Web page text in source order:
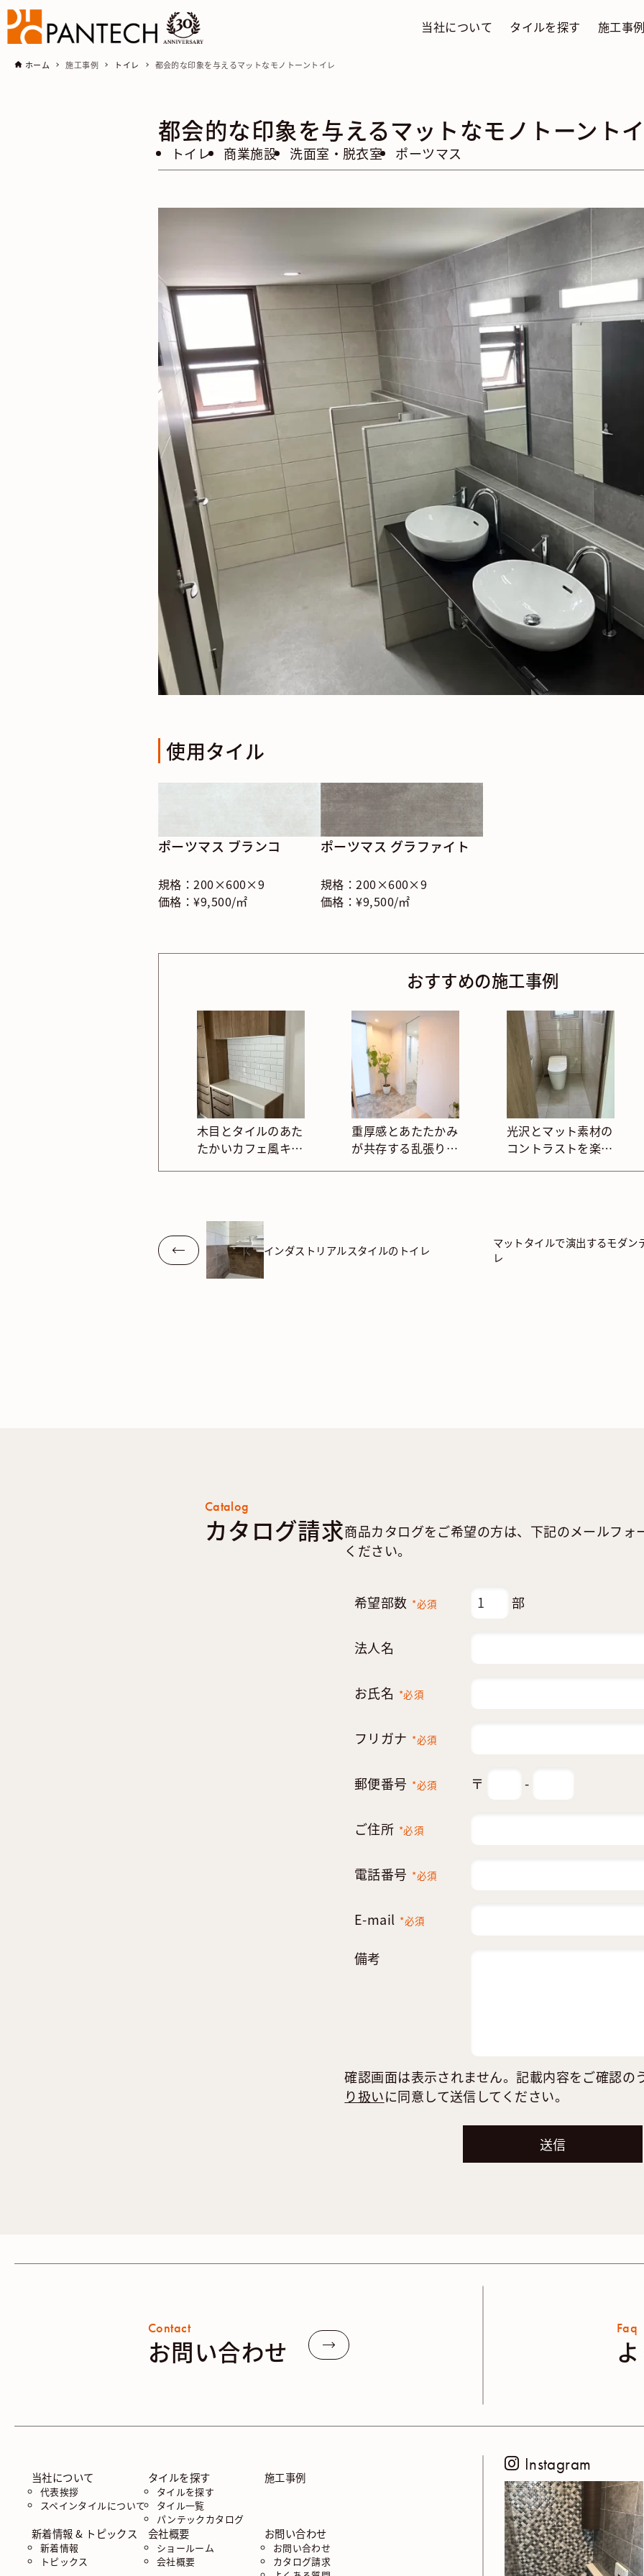
当社について タイルを探す 施工事例
ホーム 施工事例 トイレ 都会的な印象を与えるマットなモノトーントイレ
都会的な印象を与えるマットなモノトーント
トイレ 商業施設 洗面室・脱衣室 ポーツマス
使用タイル
ポーツマス ブランコ
規格：200×600×9
価格：¥9,500/㎡
ポーツマス グラファイト
規格：200×600×9
価格：¥9,500/㎡
おすすめの施工事例
木目とタイルのあた
たかいカフェ風キッ
重厚感とあたたかみ
が共存する乱張り調
光沢とマット素材の
コントラストを楽し
インダストリアルスタイルのトイレ
マットタイルで演出するモダン
レ
Catalog
カタログ請求商品カタログをご希望の方は、下記のメールフォ
ください。
希望部数 *必須 部
法人名
お氏名 *必須
フリガナ *必須
郵便番号 *必須 〒 -
ご住所 *必須
電話番号 *必須
E-mail *必須
備考
確認画面は表示されません。記載内容をご確認のう
り扱いに同意して送信してください。
Contact
お問い合わせ
Faq
Instagram
当社について
代表挨拶
スペインタイルについて
タイルを探す
タイルを探す
タイル一覧
パンテックカタログ
施工事例
新着情報 & トピックス
新着情報
トピックス
会社概要
ショールーム
会社概要
お問い合わせ
お問い合わせ
カタログ請求